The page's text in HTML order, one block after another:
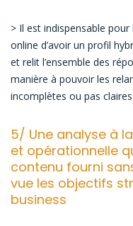
> Il est indispensable
online d’avoir un profil
et relit l’ensemble des
manière à pouvoir les
incomplètes ou pas claires.
5/ Une analyse à
et opérationnelle
contenu fourni
vue les objectifs
business